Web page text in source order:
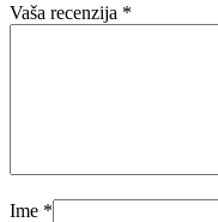
Vaša recenzija *
Ime *